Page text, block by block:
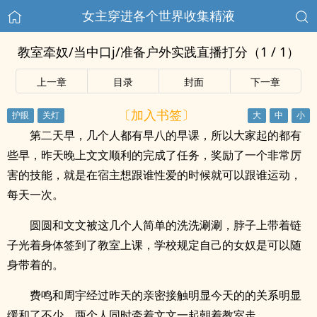
女主穿进各个世界收集精液
教室牵奴/当中口j/准备户外实践直播打分（1 / 1）
上一章 目录 封面 下一章
〔加入书签〕
第二天早，几个人都有早八的早课，所以大家起的都有
些早，昨天晚上文文顺利的完成了任务，奖励了一个非常厉
害的技能，就是在宿主想跟谁性爱的时候就可以跟谁运动，
每天一次。
圆圆和文文被这几个人简单的洗洗涮涮，脖子上带着链
子光着身体签到了教室上课，学校规定自己的女奴是可以随
身带着的。
费鸣和周宇经过昨天的亲密接触明显今天的的关系明显